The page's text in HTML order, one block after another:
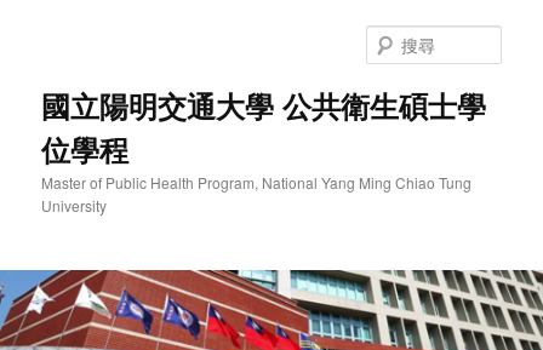
國立陽明交通大學 公共衛生碩士學
位學程
Master of Public Health Program, National Yang Ming Chiao Tung
University
尋